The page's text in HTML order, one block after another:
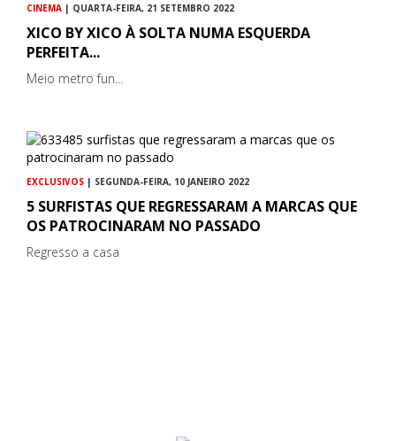
CINEMA | QUARTA-FEIRA, 21 SETEMBRO 2022
XICO BY XICO À SOLTA NUMA ESQUERDA
PERFEITA...
Meio metro fun...
EXCLUSIVOS | SEGUNDA-FEIRA, 10 JANEIRO 2022
5 SURFISTAS QUE REGRESSARAM A MARCAS QUE
OS PATROCINARAM NO PASSADO
Regresso a casa